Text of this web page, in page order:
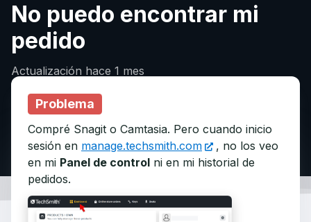
No puedo encontrar mi
pedido
Actualización hace 1 mes
Problema
Compré Snagit o Camtasia. Pero cuando inicio
sesión en manage.techsmith.com
, no los veo
en mi Panel de control ni en mi historial de
pedidos.